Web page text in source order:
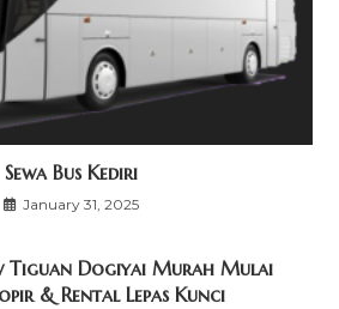
Sewa Bus Kediri
January 31, 2025
Tiguan Dogiyai Murah Mulai
& Rental Lepas Kunci